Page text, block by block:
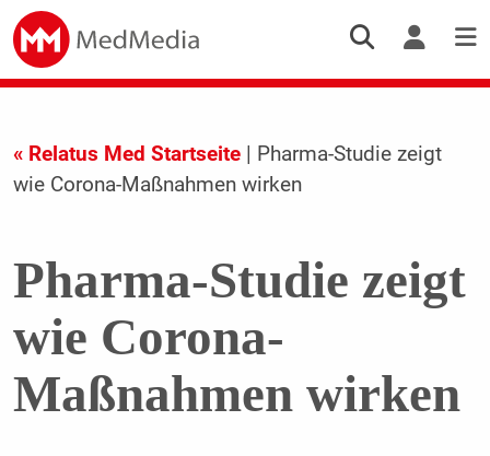
« Relatus Med Startseite| Pharma-Studie zeigt
wie Corona-Maßnahmen wirken
Pharma-Studie zeigt
wie Corona-
Maßnahmen wirken